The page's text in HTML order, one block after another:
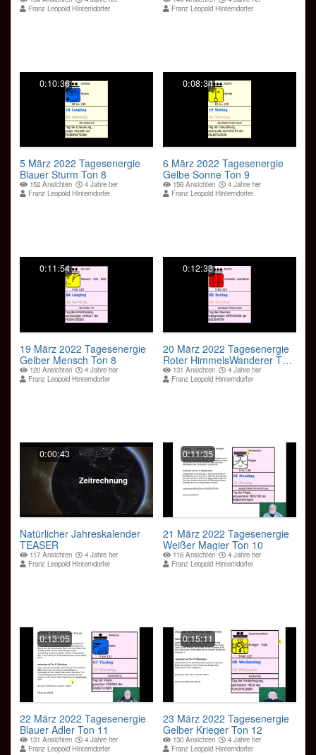
Franz Leopold Hinterndorfer
Franz Leopold Hinterndorfer
0:10:36
5 März 2022 Tagesenergie
Blauer Sturm Ton 8
152 Ansichten
4 Jahre her
Franz Leopold Hinterndorfer
0:08:34
6 März 2022 Tagesenergie
Gelbe Sonne Ton 9
159 Ansichten
4 Jahre her
Franz Leopold Hinterndorfer
0:11:54
19 März 2022 Tagesenergie
Gelber Mensch Ton 8
120 Ansichten
4 Jahre her
Franz Leopold Hinterndorfer
0:12:33
20 März 2022 Tagesenergie
Roter HimmelsWanderer Ton
9 131 Ansichten
4 Jahre her
Franz Leopold Hinterndorfer
0:00:43
Natürlicher Jahreskalender
TEASER
117 Ansichten
4 Jahre her
Franz Leopold Hinterndorfer
0:11:35
21 März 2022 Tagesenergie
Weißer Magier Ton 10
116 Ansichten
4 Jahre her
Franz Leopold Hinterndorfer
0:13:05
22 März 2022 Tagesenergie
Blauer Adler Ton 11
131 Ansichten
4 Jahre her
Franz Leopold Hinterndorfer
0:15:11
23 März 2022 Tagesenergie
Gelber Krieger Ton 12
130 Ansichten
4 Jahre her
Franz Leopold Hinterndorfer